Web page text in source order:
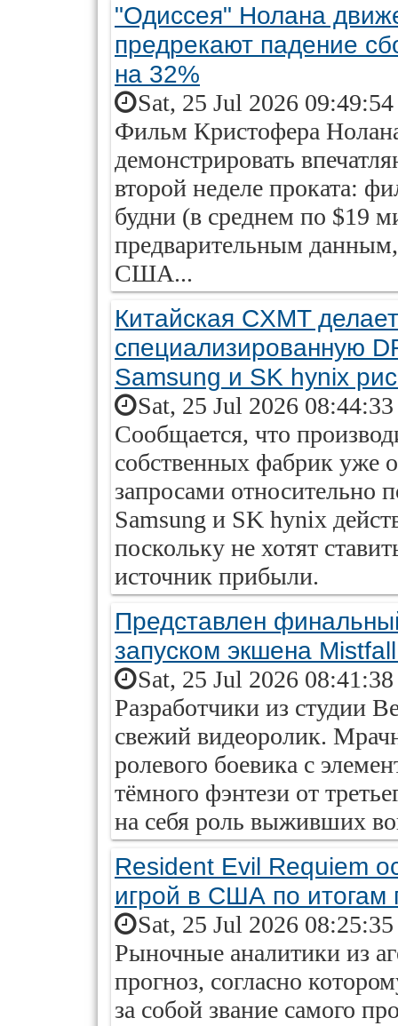
"Одиссея" Нолана
предрекают падение
на 32%
Sat, 25 Jul 2026
Фильм Кристофера
демонстрировать
второй неделе проката:
будни (в среднем по $19
предварительным
США...
Китайская CXMT
специализированную
Samsung и SK hynix
Sat, 25 Jul 2026
Сообщается, что
собственных фабрик уже
запросами относительно
Samsung и SK hynix
поскольку не хотят
источник прибыли.
Представлен
запуском экшена
Sat, 25 Jul 2026
Разработчики из студии
свежий видеоролик.
ролевого боевика с
тёмного фэнтези от
на себя роль выживших
Resident Evil Requiem
игрой в США по итогам
Sat, 25 Jul 2026
Рыночные аналитики из
прогноз, согласно
за собой звание самого